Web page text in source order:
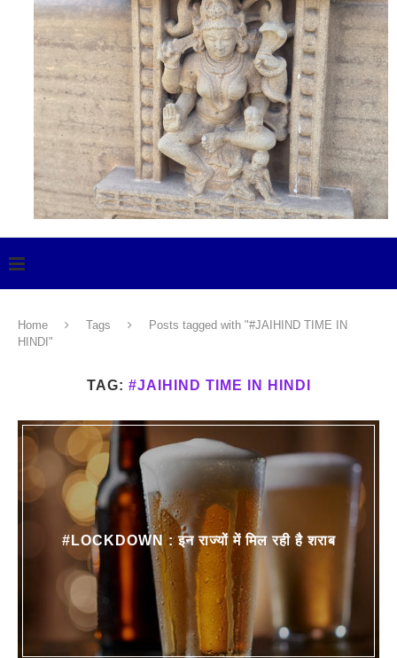
Home Tags
Posts tagged with "#JAIHIND TIME IN
HINDI"
TAG: #JAIHIND TIME IN HINDI
#LOCKDOWN : इन राज्यों में मिल रही है शराब